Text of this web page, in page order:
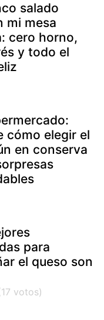
salado
mi mesa
cero horno,
y todo el
cómo elegir el
en conserva
para
el queso son